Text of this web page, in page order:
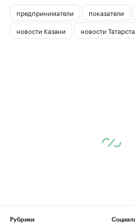
предприниматели показатели
новости Казани
новости
Рубрики